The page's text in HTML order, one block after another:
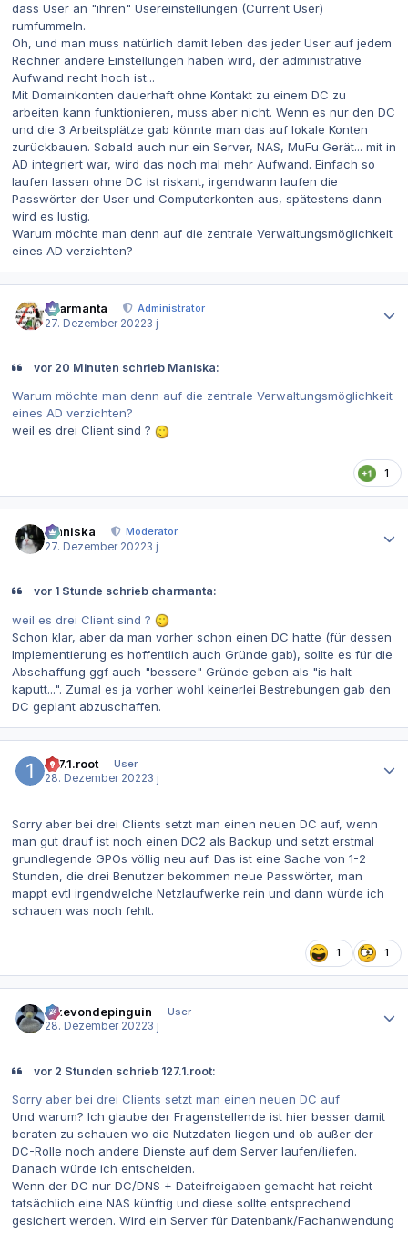
dass User an "ihren" Usereinstellungen (Current User)
rumfummeln.
Oh, und man muss natürlich damit leben das jeder User auf jedem
Rechner andere Einstellungen haben wird, der administrative
Aufwand recht hoch ist...
Mit Domainkonten dauerhaft ohne Kontakt zu einem DC zu
arbeiten kann funktionieren, muss aber nicht. Wenn es nur den DC
und die 3 Arbeitsplätze gab könnte man das auf lokale Konten
zurückbauen. Sobald auch nur ein Server, NAS, MuFu Gerät... mit in
AD integriert war, wird das noch mal mehr Aufwand. Einfach so
laufen lassen ohne DC ist riskant, irgendwann laufen die
Passwörter der User und Computerkonten aus, spätestens dann
wird es lustig.
Warum möchte man denn auf die zentrale Verwaltungsmöglichkeit
eines AD verzichten?
charmanta
Administrator
27. Dezember 20223 j
vor 20 Minuten schrieb Maniska:
Warum möchte man denn auf die zentrale Verwaltungsmöglichkeit
eines AD verzichten?
weil es drei Client sind ?
1
Maniska
Moderator
27. Dezember 20223 j
vor 1 Stunde schrieb charmanta:
weil es drei Client sind ?
Schon klar, aber da man vorher schon einen DC hatte (für dessen
Implementierung es hoffentlich auch Gründe gab), sollte es für die
Abschaffung ggf auch "bessere" Gründe geben als "is halt
kaputt...". Zumal es ja vorher wohl keinerlei Bestrebungen gab den
DC geplant abzuschaffen.
127.1.root
User
28. Dezember 20223 j
Sorry aber bei drei Clients setzt man einen neuen DC auf, wenn
man gut drauf ist noch einen DC2 als Backup und setzt erstmal
grundlegende GPOs völlig neu auf. Das ist eine Sache von 1-2
Stunden, die drei Benutzer bekommen neue Passwörter, man
mappt evtl irgendwelche Netzlaufwerke rein und dann würde ich
schauen was noch fehlt.
1 1
ickevondepinguin
User
28. Dezember 20223 j
vor 2 Stunden schrieb 127.1.root:
Sorry aber bei drei Clients setzt man einen neuen DC auf
Und warum? Ich glaube der Fragenstellende ist hier besser damit
beraten zu schauen wo die Nutzdaten liegen und ob außer der
DC-Rolle noch andere Dienste auf dem Server laufen/liefen.
Danach würde ich entscheiden.
Wenn der DC nur DC/DNS + Dateifreigaben gemacht hat reicht
tatsächlich eine NAS künftig und diese sollte entsprechend
gesichert werden. Wird ein Server für Datenbank/Fachanwendung